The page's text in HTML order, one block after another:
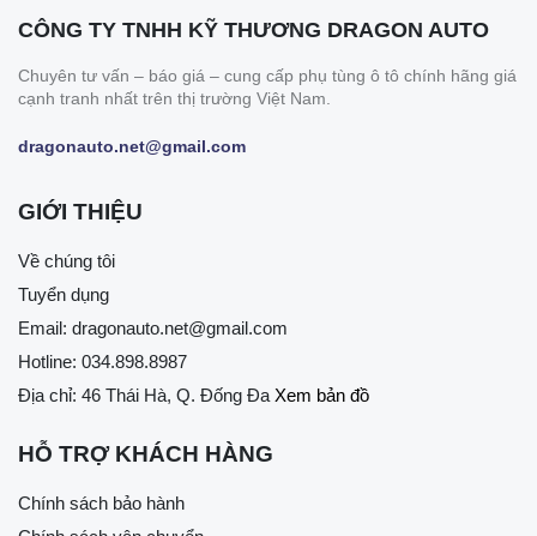
CÔNG TY TNHH KỸ THƯƠNG DRAGON AUTO
Chuyên tư vấn – báo giá – cung cấp phụ tùng ô tô chính hãng giá
cạnh tranh nhất trên thị trường Việt Nam.
dragonauto.net@gmail.com
GIỚI THIỆU
Về chúng tôi
Tuyển dụng
Email: dragonauto.net@gmail.com
Hotline: 034.898.8987
Địa chỉ: 46 Thái Hà, Q. Đống Đa Xem bản đồ
HỖ TRỢ KHÁCH HÀNG
Chính sách bảo hành